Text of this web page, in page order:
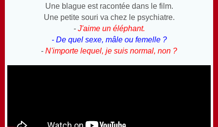
Une blague est racontée dans le film.
Une petite souri va chez le psychiatre.
-J'aime un éléphant.
- De quel sexe, mâle ou femelle ?
- N'importe lequel, je suis normal, non ?